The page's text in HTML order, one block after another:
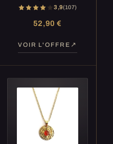
3,9(107)
52,90 €
VOIR L'OFFRE